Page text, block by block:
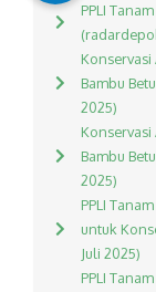
PPLI
Konservasi
Bambu
2025)
Konservasi
Bambu
2025)
PPLI
untuk
Juli 2025)
PPLI